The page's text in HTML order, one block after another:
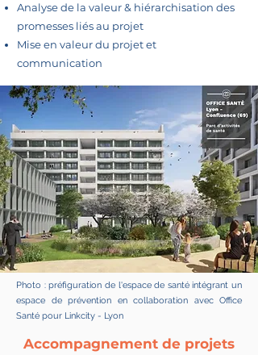
Analyse de la valeur & hiérarchisation des
promesses liés au projet
Mise en valeur du projet et
communication
Photo : préfiguration de l'espace de santé intégrant un
espace de prévention en collaboration avec Office
Santé pour Linkcity - Lyon
Accompagnement de projets